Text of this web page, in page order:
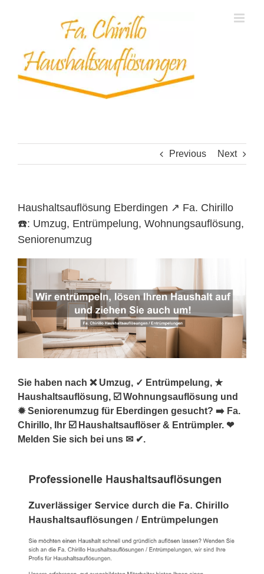
Previous Next
Haushaltsauflösung Eberdingen ↗️ Fa. Chirillo
☎️: Umzug, Entrümpelung, Wohnungsauflösung,
Seniorenumzug
Sie haben nach ❌ Umzug, ✓ Entrümpelung, ★
Haushaltsauflösung, ☑️ Wohnungsauflösung und
✹ Seniorenumzug für Eberdingen gesucht? ➡️ Fa.
Chirillo, Ihr ☑️ Haushaltsauflöser & Entrümpler. ❤
Melden Sie sich bei uns ✉ ✔.